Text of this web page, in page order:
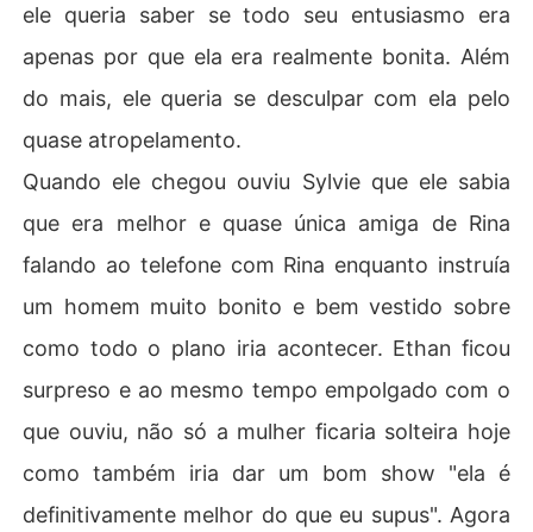
ele queria saber se todo seu entusiasmo era
apenas por que ela era realmente bonita. Além
do mais, ele queria se desculpar com ela pelo
quase atropelamento.
Quando ele chegou ouviu Sylvie que ele sabia
que era melhor e quase única amiga de Rina
falando ao telefone com Rina enquanto instruía
um homem muito bonito e bem vestido sobre
como todo o plano iria acontecer. Ethan ficou
surpreso e ao mesmo tempo empolgado com o
que ouviu, não só a mulher ficaria solteira hoje
como também iria dar um bom show "ela é
definitivamente melhor do que eu supus". Agora